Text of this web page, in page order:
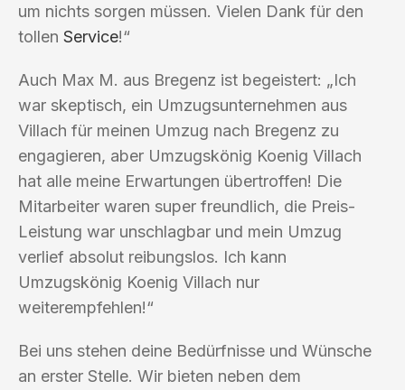
um nichts sorgen müssen. Vielen Dank für den
tollen Service!“
Auch Max M. aus Bregenz ist begeistert: „Ich
war skeptisch, ein Umzugsunternehmen aus
Villach für meinen Umzug nach Bregenz zu
engagieren, aber Umzugskönig Koenig Villach
hat alle meine Erwartungen übertroffen! Die
Mitarbeiter waren super freundlich, die Preis-
Leistung war unschlagbar und mein Umzug
verlief absolut reibungslos. Ich kann
Umzugskönig Koenig Villach nur
weiterempfehlen!“
Bei uns stehen deine Bedürfnisse und Wünsche
an erster Stelle. Wir bieten neben dem